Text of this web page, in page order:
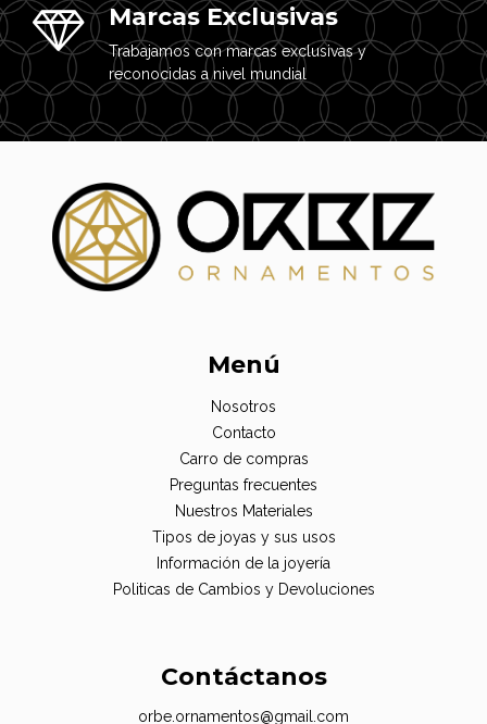
Marcas Exclusivas
Trabajamos con marcas exclusivas y
reconocidas a nivel mundial
Menú
Nosotros
Contacto
Carro de compras
Preguntas frecuentes
Nuestros Materiales
Tipos de joyas y sus usos
Información de la joyería
Politicas de Cambios y Devoluciones
Contáctanos
orbe.ornamentos@gmail.com